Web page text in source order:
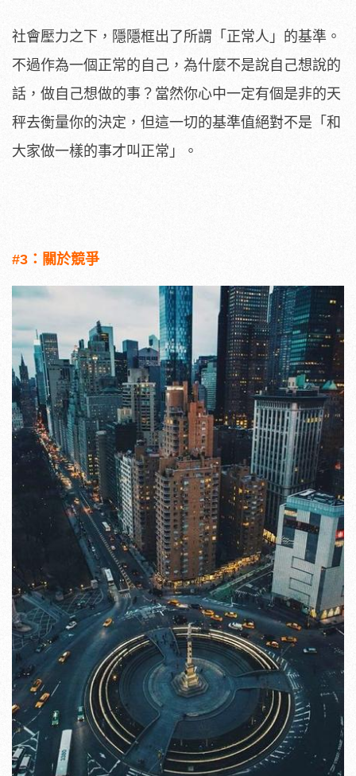
社會壓力之下，隱隱框出了所謂「正常人」的基準。
不過作為一個正常的自己，為什麼不是說自己想說的
話，做自己想做的事？當然你心中一定有個是非的天
秤去衡量你的決定，但這一切的基準值絕對不是「和
大家做一樣的事才叫正常」。
#3：關於競爭